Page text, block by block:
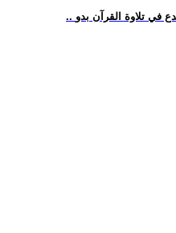
في تلاوة القرآن بدو